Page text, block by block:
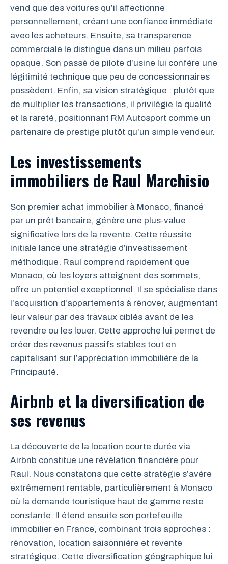
vend que des voitures qu’il affectionne
personnellement, créant une confiance immédiate
avec les acheteurs. Ensuite, sa transparence
commerciale le distingue dans un milieu parfois
opaque. Son passé de pilote d’usine lui confère une
légitimité technique que peu de concessionnaires
possèdent. Enfin, sa vision stratégique : plutôt que
de multiplier les transactions, il privilégie la qualité
et la rareté, positionnant RM Autosport comme un
partenaire de prestige plutôt qu’un simple vendeur.
Les investissements
immobiliers de Raul Marchisio
Son premier achat immobilier à Monaco, financé
par un prêt bancaire, génère une plus-value
significative lors de la revente. Cette réussite
initiale lance une stratégie d’investissement
méthodique. Raul comprend rapidement que
Monaco, où les loyers atteignent des sommets,
offre un potentiel exceptionnel. Il se spécialise dans
l’acquisition d’appartements à rénover, augmentant
leur valeur par des travaux ciblés avant de les
revendre ou les louer. Cette approche lui permet de
créer des revenus passifs stables tout en
capitalisant sur l’appréciation immobilière de la
Principauté.
Airbnb et la diversification de
ses revenus
La découverte de la location courte durée via
Airbnb constitue une révélation financière pour
Raul. Nous constatons que cette stratégie s’avère
extrêmement rentable, particulièrement à Monaco
où la demande touristique haut de gamme reste
constante. Il étend ensuite son portefeuille
immobilier en France, combinant trois approches :
rénovation, location saisonnière et revente
stratégique. Cette diversification géographique lui